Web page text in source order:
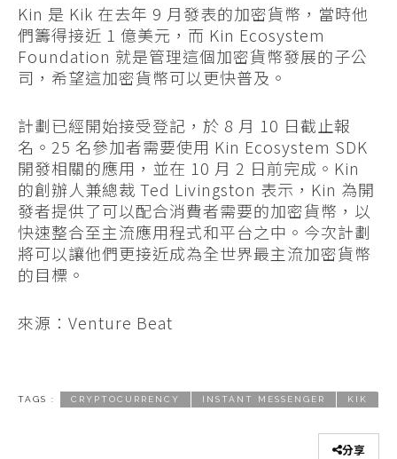
Kin 是 Kik 在去年 9 月發表的加密貨幣，當時他
們籌得接近 1 億美元，而 Kin Ecosystem
Foundation 就是管理這個加密貨幣發展的子公
司，希望這加密貨幣可以更快普及。
計劃已經開始接受登記，於 8 月 10 日截止報
名。25 名參加者需要使用 Kin Ecosystem SDK
開發相關的應用，並在 10 月 2 日前完成。Kin
的創辦人兼總裁 Ted Livingston 表示，Kin 為開
發者提供了可以配合消費者需要的加密貨幣，以
快速整合至主流應用程式和平台之中。今次計劃
將可以讓他們更接近成為全世界最主流加密貨幣
的目標。
來源：Venture Beat
TAGS : CRYPTOCURRENCY INSTANT MESSENGER KIK
分享